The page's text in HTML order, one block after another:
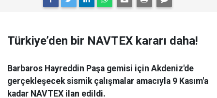
Türkiye’den bir NAVTEX kararı daha!
Barbaros Hayreddin Paşa gemisi için Akdeniz'de
gerçekleşecek sismik çalışmalar amacıyla 9 Kasım'a
kadar NAVTEX ilan edildi.